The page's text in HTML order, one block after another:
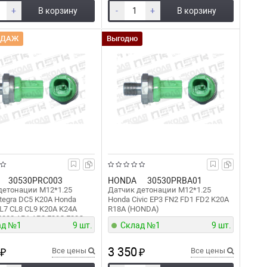
+ В корзину - + В корзину
30530PRC003
M12*1.25
DC5 K20A Honda
CL8 CL9 K20A K24A
AP1 AP2 F20C F22C
№1 9 шт.
₽ Все цены
HONDA 30530PRBA01
Датчик детонации M12*1.25
Honda Civic EP3 FN2 FD1 FD2 K20A
R18A (HONDA)
Выгодно
Склад №1 9 шт.
3 350₽ Все цены